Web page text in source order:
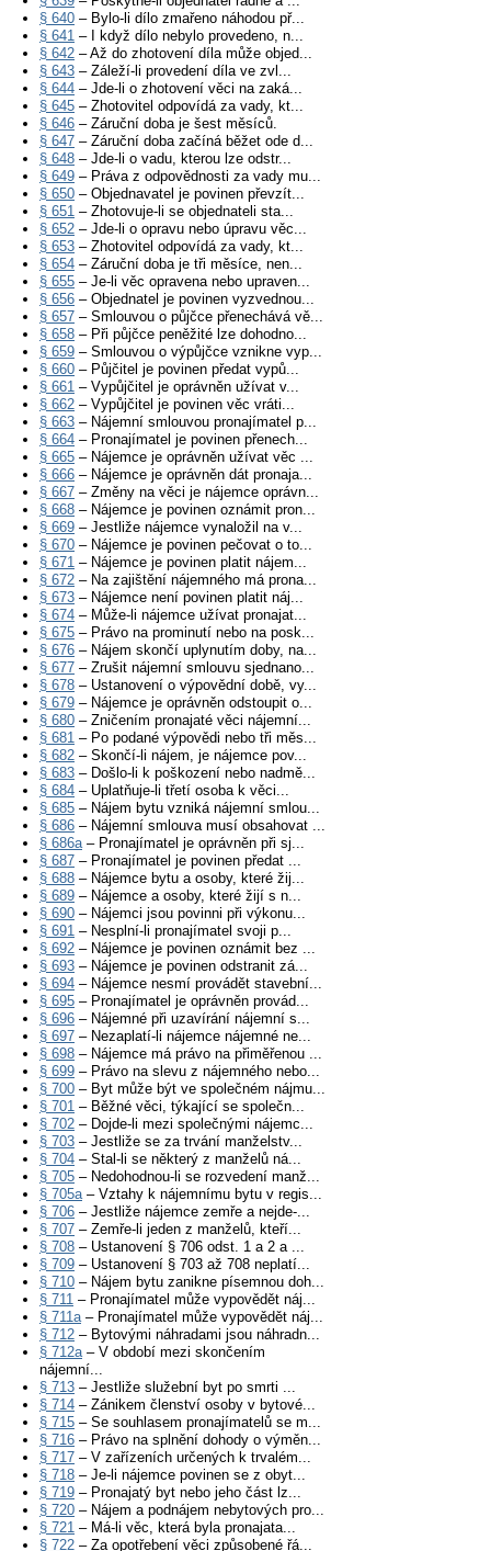
§ 640 – Bylo-li dílo zmařeno náhodou př...
§ 641 – I když dílo nebylo provedeno, n...
§ 642 – Až do zhotovení díla může objed...
§ 643 – Záleží-li provedení díla ve zvl...
§ 644 – Jde-li o zhotovení věci na zaká...
§ 645 – Zhotovitel odpovídá za vady, kt...
§ 646 – Záruční doba je šest měsíců.
§ 647 – Záruční doba začíná běžet ode d...
§ 648 – Jde-li o vadu, kterou lze odstr...
§ 649 – Práva z odpovědnosti za vady mu...
§ 650 – Objednavatel je povinen převzít...
§ 651 – Zhotovuje-li se objednateli sta...
§ 652 – Jde-li o opravu nebo úpravu věc...
§ 653 – Zhotovitel odpovídá za vady, kt...
§ 654 – Záruční doba je tři měsíce, nen...
§ 655 – Je-li věc opravena nebo upraven...
§ 656 – Objednatel je povinen vyzvednou...
§ 657 – Smlouvou o půjčce přenechává vě...
§ 658 – Při půjčce peněžité lze dohodno...
§ 659 – Smlouvou o výpůjčce vznikne vyp...
§ 660 – Půjčitel je povinen předat vypů...
§ 661 – Vypůjčitel je oprávněn užívat v...
§ 662 – Vypůjčitel je povinen věc vráti...
§ 663 – Nájemní smlouvou pronajímatel p...
§ 664 – Pronajímatel je povinen přenech...
§ 665 – Nájemce je oprávněn užívat věc ...
§ 666 – Nájemce je oprávněn dát pronaja...
§ 667 – Změny na věci je nájemce oprávn...
§ 668 – Nájemce je povinen oznámit pron...
§ 669 – Jestliže nájemce vynaložil na v...
§ 670 – Nájemce je povinen pečovat o to...
§ 671 – Nájemce je povinen platit nájem...
§ 672 – Na zajištění nájemného má prona...
§ 673 – Nájemce není povinen platit náj...
§ 674 – Může-li nájemce užívat pronajat...
§ 675 – Právo na prominutí nebo na posk...
§ 676 – Nájem skončí uplynutím doby, na...
§ 677 – Zrušit nájemní smlouvu sjednano...
§ 678 – Ustanovení o výpovědní době, vy...
§ 679 – Nájemce je oprávněn odstoupit o...
§ 680 – Zničením pronajaté věci nájemní...
§ 681 – Po podané výpovědi nebo tři měs...
§ 682 – Skončí-li nájem, je nájemce pov...
§ 683 – Došlo-li k poškození nebo nadmě...
§ 684 – Uplatňuje-li třetí osoba k věci...
§ 685 – Nájem bytu vzniká nájemní smlou...
§ 686 – Nájemní smlouva musí obsahovat ...
§ 686a– Pronajímatel je oprávněn při sj...
§ 687 – Pronajímatel je povinen předat ...
§ 688 – Nájemce bytu a osoby, které žij...
§ 689 – Nájemce a osoby, které žijí s n...
§ 690 – Nájemci jsou povinni při výkonu...
§ 691 – Nesplní-li pronajímatel svoji p...
§ 692 – Nájemce je povinen oznámit bez ...
§ 693 – Nájemce je povinen odstranit zá...
§ 694 – Nájemce nesmí provádět stavební...
§ 695 – Pronajímatel je oprávněn provád...
§ 696 – Nájemné při uzavírání nájemní s...
§ 697 – Nezaplatí-li nájemce nájemné ne...
§ 698 – Nájemce má právo na přiměřenou ...
§ 699 – Právo na slevu z nájemného nebo...
§ 700 – Byt může být ve společném nájmu...
§ 701 – Běžné věci, týkající se společn...
§ 702 – Dojde-li mezi společnými nájemc...
§ 703 – Jestliže se za trvání manželstv...
§ 704 – Stal-li se některý z manželů ná...
§ 705 – Nedohodnou-li se rozvedení manž...
§ 705a– Vztahy k nájemnímu bytu v regis...
§ 706 – Jestliže nájemce zemře a nejde-...
§ 707 – Zemře-li jeden z manželů, kteří...
§ 708 – Ustanovení § 706 odst. 1 a 2 a ...
§ 709 – Ustanovení § 703 až 708 neplatí...
§ 710 – Nájem bytu zanikne písemnou doh...
§ 711 – Pronajímatel může vypovědět náj...
§ 711a– Pronajímatel může vypovědět náj...
§ 712 – Bytovými náhradami jsou náhradn...
§ 712a– V období mezi skončením
nájemní...
§ 713 – Jestliže služební byt po smrti ...
§ 714 – Zánikem členství osoby v bytové...
§ 715 – Se souhlasem pronajímatelů se m...
§ 716 – Právo na splnění dohody o výměn...
§ 717 – V zařízeních určených k trvalém...
§ 718 – Je-li nájemce povinen se z obyt...
§ 719 – Pronajatý byt nebo jeho část lz...
§ 720 – Nájem a podnájem nebytových pro...
§ 721 – Má-li věc, která byla pronajata...
§ 722 – Za opotřebení věci způsobené řá...